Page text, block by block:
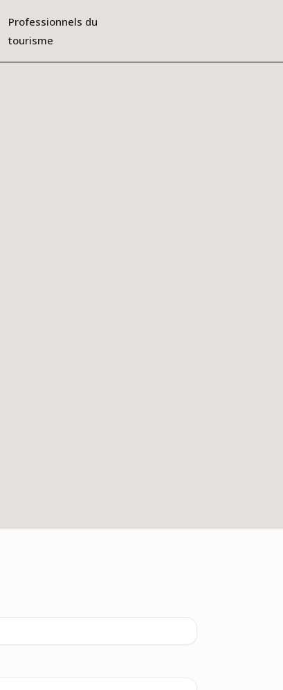
Professionnels du
tourisme